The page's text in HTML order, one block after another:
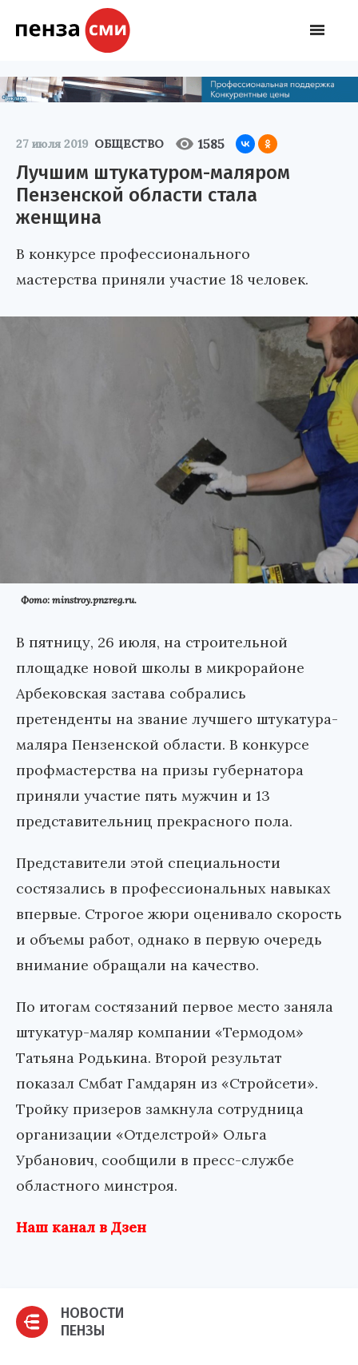
27 июля 2019 ОБЩЕСТВО 1585
Лучшим штукатуром-маляром
Пензенской области стала
женщина
В конкурсе профессионального
мастерства приняли участие 18 человек.
Фото: minstroy.pnzreg.ru.
В пятницу, 26 июля, на строительной
площадке новой школы в микрорайоне
Арбековская застава собрались
претенденты на звание лучшего штукатура-
маляра Пензенской области. В конкурсе
профмастерства на призы губернатора
приняли участие пять мужчин и 13
представительниц прекрасного пола.
Представители этой специальности
состязались в профессиональных навыках
впервые. Строгое жюри оценивало скорость
и объемы работ, однако в первую очередь
внимание обращали на качество.
По итогам состязаний первое место заняла
штукатур-маляр компании «Термодом»
Татьяна Родькина. Второй результат
показал Смбат Гамдарян из «Стройсети».
Тройку призеров замкнула сотрудница
организации «Отделстрой» Ольга
Урбанович, сообщили в пресс-службе
областного минстроя.
Наш канал в Дзен
НОВОСТИ
ПЕНЗЫ